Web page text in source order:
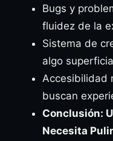
Bugs y
fluidez de la
Sistema de
algo
Accesibilidad
buscan
Conclusión:
Necesita